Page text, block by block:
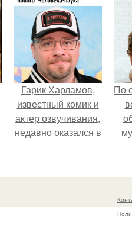
Гарик Харламов,
известный комик и
актер озвучивания,
недавно оказался в
над озвучкой
По